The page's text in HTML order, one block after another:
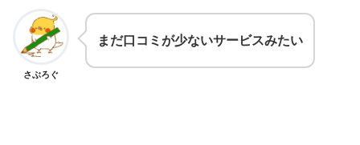
さぶろぐ
まだ口コミが少ないサービスみたい